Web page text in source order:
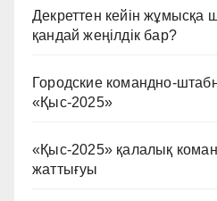
Декреттен кейін жұмысқа
қандай жеңілдік бар?
Городские командно-
«Қыс-2025»
«Қыс-2025» қалалық
жаттығуы